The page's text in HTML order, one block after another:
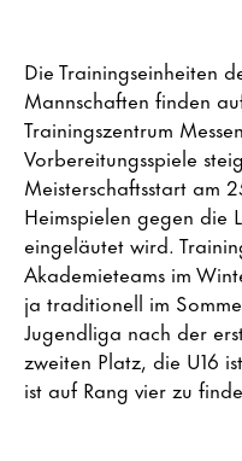
Die Trainingseinheiten
Mannschaften finden
Trainingszentrum
Vorbereitungsspiele
Meisterschaftsstart am
Heimspielen gegen die
eingeläutet wird.
Akademieteams im
ja traditionell im
Jugendliga nach der
zweiten Platz, die U16
ist auf Rang vier zu